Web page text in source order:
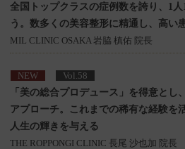
全国トップクラスの症例数を誇り、1
う。 数多くの美容整形に精通し、高い
MIL CLINIC OSAKA 岩脇 槙佑 院長
NEW
Vol.58
「美の総合プロデュース」を得意とし
アプローチ。
これまでの稀有な経験を
人生の輝きを与える
THE ROPPONGI CLINIC 長尾 沙也加 院長